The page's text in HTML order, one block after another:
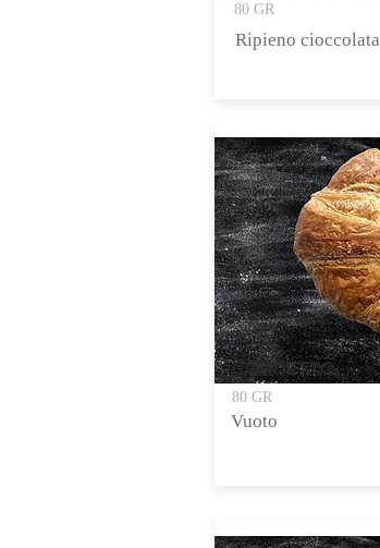
80 GR
Ripieno cioccolata
CORNETTO
80 GR
Vuoto